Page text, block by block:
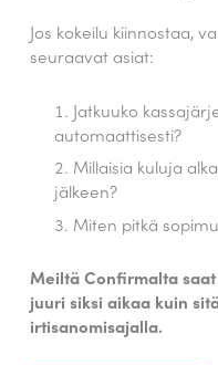
Jos kokeilu kiinnostaa,
seuraavat asiat:
Jatkuuko
automaattisesti?
Millaisia kuluja
jälkeen?
Miten pitkä
Meiltä Confirmalta
juuri siksi aikaa kuin
irtisanomisajalla.